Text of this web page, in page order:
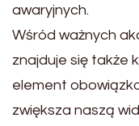
awaryjnych.
Wśród ważnych
znajduje się także
element
zwiększa naszą